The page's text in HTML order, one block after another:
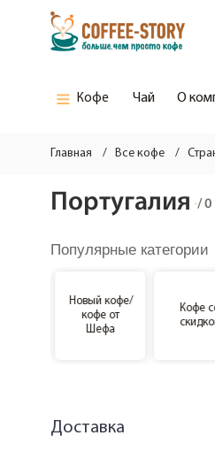
Кофе
Новый кофе/кофе от
Кофе со скидкой
Кофе элитные сорта
Чай О
Главная Все кофе
Португалия /0
Популярные категории
Новый кофе/
кофе от
Шефа
Кофе
Доставка